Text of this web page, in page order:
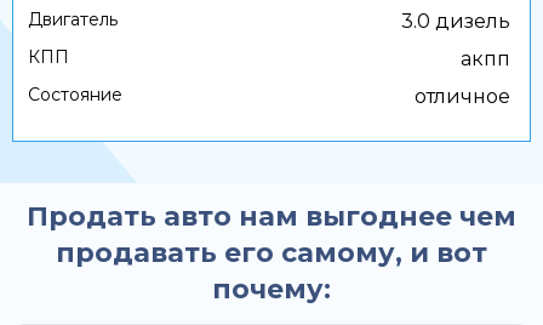
Двигатель 3.0 дизель
КПП акпп
Состояние отличное
Продать авто нам выгоднее чем
продавать его самому, и вот
почему: